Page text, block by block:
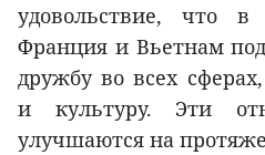
удовольствие, что в
Франция и Вьетнам
дружбу во всех
и культуру. Эти
улучшаются на